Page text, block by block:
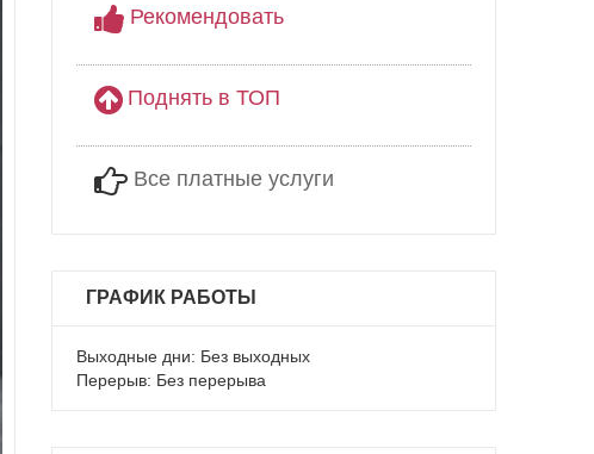
Рекомендовать
Поднять в ТОП
Все платные услуги
ГРАФИК РАБОТЫ
Выходные дни: Без выходных
Перерыв: Без перерыва